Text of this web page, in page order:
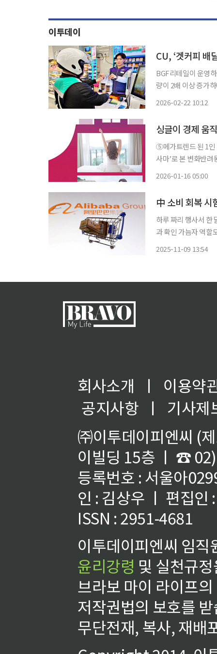
이투데이
CU, ‘겟커피 배
BGF리테일이 운영
량이 2배 이상 증가하며 빠
2026-02-22 10:12
⑤메가트렌드 된 1인
사마’로 본 변화반려동물·구독
2026-01-16 05:00
中 소비 회복
하루 짜리 행사서 한
과 확인 가늠자 역할
2025-11-09 13:54
회사소개 ㅣ
이용약
공지사항
ㅣ
기사제
㈜이투데이피엔씨 (
이빌딩 15층 ㅣ ☎
등록번호 : 서울아
인 : 김상우 ㅣ 편집인
ISSN : 2951-4681
이투데이피엔씨 임
윤리강령 및 실천규
브라보 마이 라이프
저작권법의 보호를
무단전재, 복사, 재배